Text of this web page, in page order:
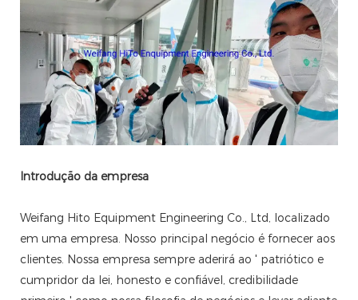
Introdução da empresa
Weifang Hito Equipment Engineering Co., Ltd, localizado
em uma empresa. Nosso principal negócio é fornecer aos
clientes. Nossa empresa sempre aderirá ao ' patriótico e
cumpridor da lei, honesto e confiável, credibilidade